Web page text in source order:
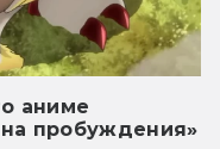
аниме
пробуждения»